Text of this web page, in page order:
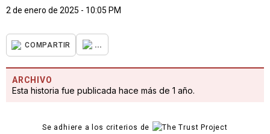
2 de enero de 2025 - 10:05 PM
COMPARTIR ...
ARCHIVO
Esta historia fue publicada hace más de 1 año.
Se adhiere a los criterios de